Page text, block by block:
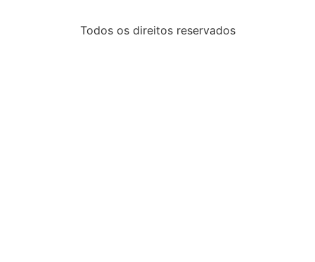
Todos os direitos reservados